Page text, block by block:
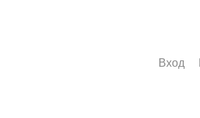
Вход